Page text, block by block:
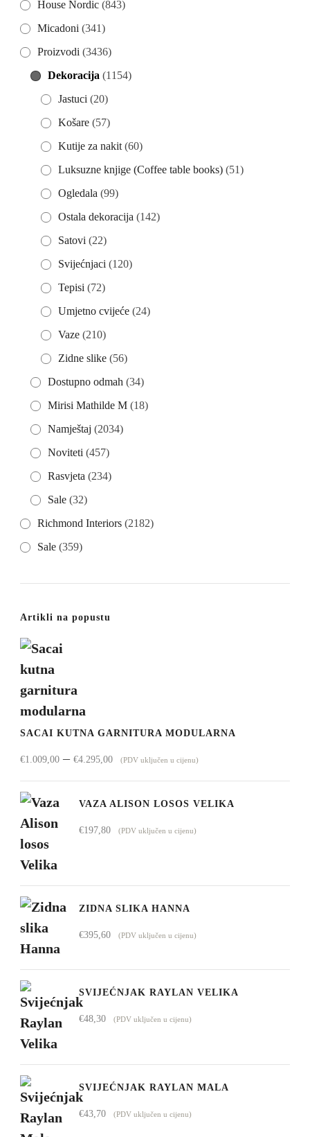
House Nordic (843)
Micadoni (341)
Proizvodi (3436)
Dekoracija (1154)
Jastuci (20)
Košare (57)
Kutije za nakit (60)
Luksuzne knjige (Coffee table books) (51)
Ogledala (99)
Ostala dekoracija (142)
Satovi (22)
Svijećnjaci (120)
Tepisi (72)
Umjetno cvijeće (24)
Vaze (210)
Zidne slike (56)
Dostupno odmah (34)
Mirisi Mathilde M (18)
Namještaj (2034)
Noviteti (457)
Rasvjeta (234)
Sale (32)
Richmond Interiors (2182)
Sale (359)
Artikli na popustu
SACAI KUTNA GARNITURA MODULARNA
€1.009,00 – €4.295,00Raspon
cijena:
od
(PDV uključen u cijenu)
VAZA ALISON LOSOS VELIKA
€197,80 (PDV uključen u cijenu)
ZIDNA SLIKA HANNA
€395,60 (PDV uključen u cijenu)
SVIJEĆNJAK RAYLAN VELIKA
€48,30 (PDV uključen u cijenu)
SVIJEĆNJAK RAYLAN MALA
€43,70 (PDV uključen u cijenu)